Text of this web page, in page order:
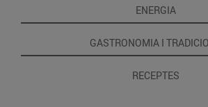
ENERGIA
GASTRONOMIA I
RECEPTES